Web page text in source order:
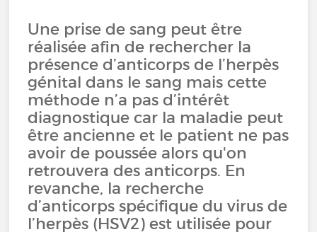
Une prise de sang peut être
réalisée afin de rechercher la
présence d’anticorps de l’herpès
génital dans le sang mais cette
méthode n’a pas d’intérêt
diagnostique car la maladie peut
être ancienne et le patient ne pas
avoir de poussée alors qu'on
retrouvera des anticorps. En
revanche, la recherche
d’anticorps spécifique du virus de
l’herpès (HSV2) est utilisée pour